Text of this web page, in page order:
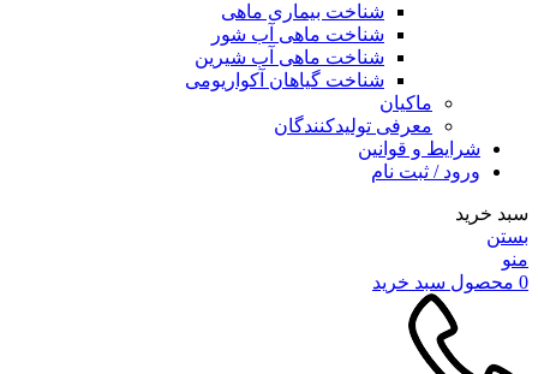
شناخت بیماری ماهی
شناخت ماهی آب شور
شناخت ماهی آب شیرین
شناخت گیاهان آکواریومی
ماکیان
معرفی تولیدکنندگان
شرایط و قوانین
ورود / ثبت نام
سبد خرید
بستن
منو
0 محصول سبد خرید